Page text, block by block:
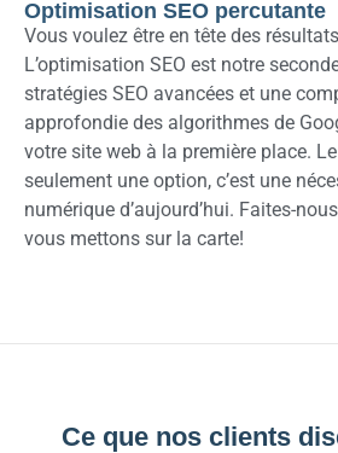
Optimisation SEO percutante
Vous voulez être en tête des
L’optimisation SEO est notre
stratégies SEO avancées et une
approfondie des algorithmes de
votre site web à la première place. Le
seulement une option, c’est une
numérique d’aujourd’hui. Faites-
vous mettons sur la carte!
Ce que nos clients